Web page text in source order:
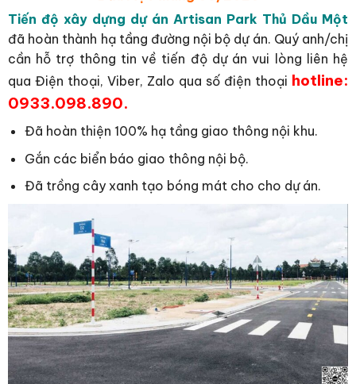
Tiến độ xây dựng dự án Artisan Park Thủ Dầu Một
đã hoàn thành hạ tầng đường nội bộ dự án. Quý anh/chị
cần hỗ trợ thông tin về tiến độ dự án vui lòng liên hệ
qua Điện thoại, Viber, Zalo qua số điện thoại hotline:
0933.098.890.
Đã hoàn thiện 100% hạ tầng giao thông nội khu.
Gắn các biển báo giao thông nội bộ.
Đã trồng cây xanh tạo bóng mát cho cho dự án.